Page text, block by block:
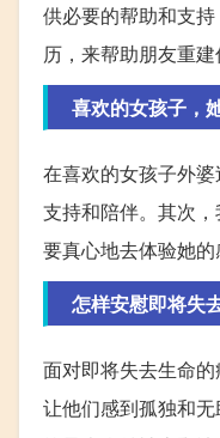
供必要的帮助和支
历，来帮助朋友重建
喜欢的女孩子，
在喜欢的女孩子外
支持和陪伴。其次
要真心地去体验她的
怎样安慰即将失
面对即将失去生命
让他们感到孤独和